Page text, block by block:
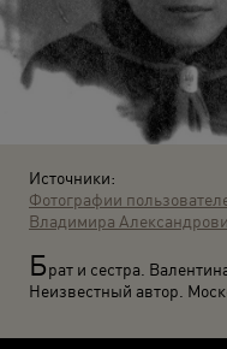
Источники:
Фотографии
Владимира
Брат и сестра.
Неизвестный автор.